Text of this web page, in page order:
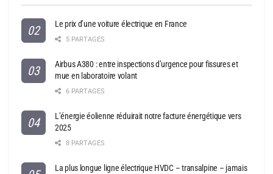
Le prix d’une voiture électrique en France
5 PARTAGES
Airbus A380 : entre inspections d’urgence pour fissures et
mue en laboratoire volant
6 PARTAGES
L’énergie éolienne réduirait notre facture énergétique vers
2025
8 PARTAGES
La plus longue ligne électrique HVDC – transalpine – jamais